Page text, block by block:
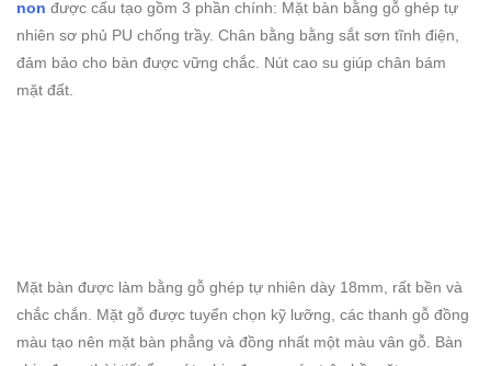
non được cấu tạo gồm 3 phần chính: Mặt bàn bằng gỗ ghép tự
nhiên sơ phủ PU chống trầy. Chân bằng bằng sắt sơn tĩnh điện,
đảm bảo cho bàn được vững chắc. Nút cao su giúp chân bám
mặt đất.
Mặt bàn được làm bằng gỗ ghép tự nhiên dày 18mm, rất bền và
chắc chắn. Mặt gỗ được tuyển chọn kỹ lưỡng, các thanh gỗ đồng
màu tạo nên mặt bàn phẳng và đồng nhất một màu vân gỗ. Bàn